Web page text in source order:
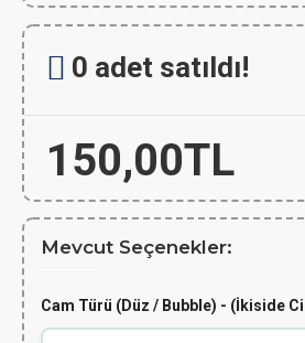
150,00TL
0 adet satıldı!
Mevcut Seçenekler:
Cam Türü (Düz / Bubble) - (İkiside